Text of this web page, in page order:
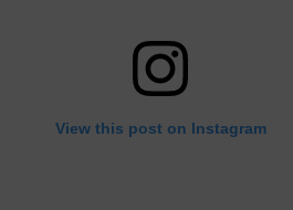
View this post on Instagram